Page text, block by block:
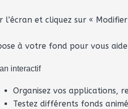
et cliquez sur « Modifier
à votre fond pour vous
Organisez vos applications,
Testez différents fonds